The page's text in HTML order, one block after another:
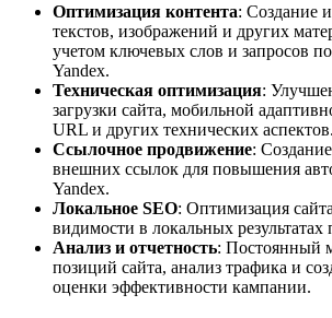
Оптимизация контента: Создание
текстов, изображений и других
учетом ключевых слов и запросов
Yandex.
Техническая оптимизация:
загрузки сайта, мобильной
URL и других технических аспектов.
Ссылочное продвижение:
внешних ссылок для повышения
Yandex.
Локальное SEO: Оптимизация
видимости в локальных результатах
Анализ и отчетность: Постоянный
позиций сайта, анализ трафика и
оценки эффективности кампании.